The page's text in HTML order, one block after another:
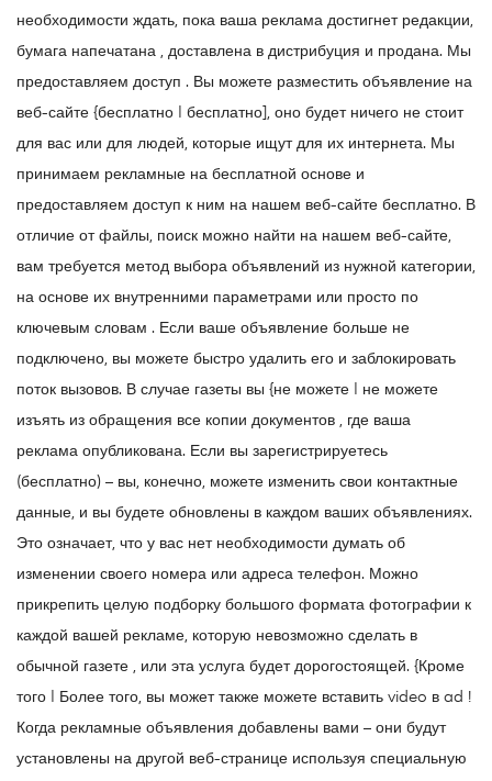
необходимости ждать, пока ваша реклама достигнет редакции,
бумага напечатана , доставлена ​​в дистрибуция и продана. Мы
предоставляем доступ . Вы можете разместить объявление на
веб-сайте {бесплатно | бесплатно], оно будет ничего не стоит
для вас или для людей, которые ищут для их интернета. Мы
принимаем рекламные на бесплатной основе и
предоставляем доступ к ним на нашем веб-сайте бесплатно. В
отличие от файлы, поиск можно найти на нашем веб-сайте,
вам требуется метод выбора объявлений из нужной категории,
на основе их внутренними параметрами или просто по
ключевым словам . Если ваше объявление больше не
подключено, вы можете быстро удалить его и заблокировать
поток вызовов. В случае газеты вы {не можете | не можете
изъять из обращения все копии документов , где ваша
реклама опубликована. Если вы зарегистрируетесь
(бесплатно) – вы, конечно, можете изменить свои контактные
данные, и вы будете обновлены в каждом ваших объявлениях.
Это означает, что у вас нет необходимости думать об
изменении своего номера или адреса телефон. Можно
прикрепить целую подборку большого формата фотографии к
каждой вашей рекламе, которую невозможно сделать в
обычной газете , или эта услуга будет дорогостоящей. {Кроме
того | Более того, вы может также можете вставить video в ad !
Когда рекламные объявления добавлены вами – они будут
установлены на другой веб-странице используя специальную